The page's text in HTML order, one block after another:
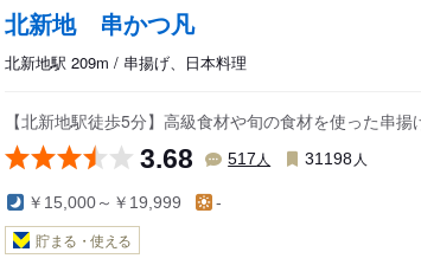
北新地 串かつ凡
北新地駅 209m / 串揚げ、日本料理
【北新地駅徒歩5分】高級食材や旬の食材を使った串
3.68 517 人 31198 人
￥15,000～￥19,999 -
貯まる・使える